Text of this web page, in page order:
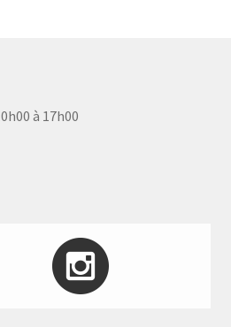
à 17h00